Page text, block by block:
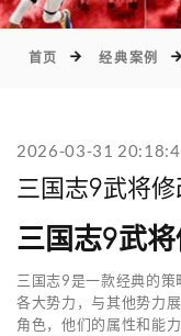
首页 经典案例
2026-03-31
三国志9武将
三国志9武
三国志9是一款经典的
各大势力，与其他势力
角色，他们的属性和能